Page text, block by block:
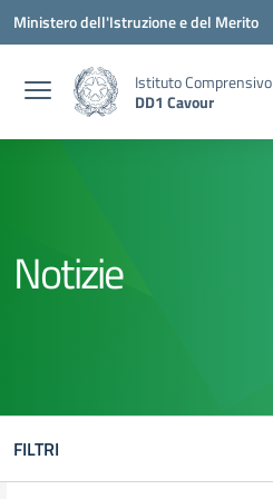
Vai ai contenuti
Vai al menu di navigazione
Vai al footer
Ministero dell'Istruzione e del Merito
Istituto Comprensivo
DD1 Cavour
Notizie
FILTRI